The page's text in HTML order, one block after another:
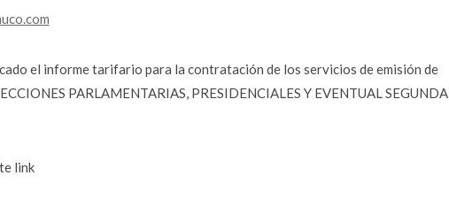
el informe tarifario para la contratación de los servicios de emisión de
PARLAMENTARIAS, PRESIDENCIALES Y EVENTUAL SEGUNDA
link